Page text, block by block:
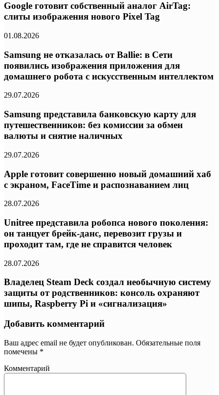
Google готовит собственный аналог AirTag:
слиты изображения нового Pixel Tag
01.08.2026
Samsung не отказалась от Ballie: в Сети
появились изображения приложения для
домашнего робота с искусственным интеллектом
29.07.2026
Samsung представила банковскую карту для
путешественников: без комиссии за обмен
валюты и снятие наличных
29.07.2026
Apple готовит совершенно новый домашний хаб
с экраном, FaceTime и распознаванием лиц
28.07.2026
Unitree представила робопса нового поколения:
он танцует брейк-данс, перевозит грузы и
проходит там, где не справится человек
28.07.2026
Владелец Steam Deck создал необычную систему
защиты от родственников: консоль охраняют
шипы, Raspberry Pi и «сигнализация»
Добавить комментарий
Ваш адрес email не будет опубликован. Обязательные поля
помечены *
Комментарий